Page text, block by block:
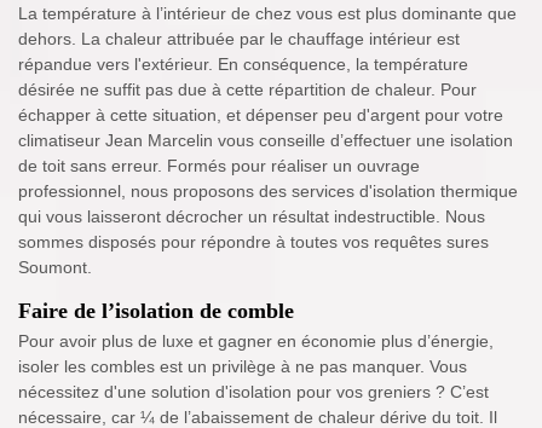
La température à l’intérieur de chez vous est plus dominante que
dehors. La chaleur attribuée par le chauffage intérieur est
répandue vers l'extérieur. En conséquence, la température
désirée ne suffit pas due à cette répartition de chaleur. Pour
échapper à cette situation, et dépenser peu d'argent pour votre
climatiseur Jean Marcelin vous conseille d’effectuer une isolation
de toit sans erreur. Formés pour réaliser un ouvrage
professionnel, nous proposons des services d'isolation thermique
qui vous laisseront décrocher un résultat indestructible. Nous
sommes disposés pour répondre à toutes vos requêtes sures
Soumont.
Faire de l’isolation de comble
Pour avoir plus de luxe et gagner en économie plus d’énergie,
isoler les combles est un privilège à ne pas manquer. Vous
nécessitez d'une solution d'isolation pour vos greniers ? C’est
nécessaire, car ¼ de l’abaissement de chaleur dérive du toit. Il